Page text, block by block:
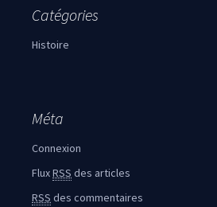
Catégories
Histoire
Méta
Connexion
FluxRSS des articles
RSS des commentaires